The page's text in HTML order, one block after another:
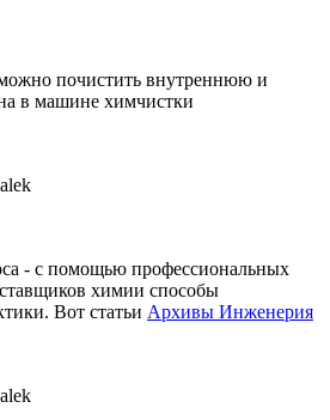
почистить внутреннюю и
в машине химчистки
- с помощью профессиональных
химии способы
Вот статьи Архивы Инженерия